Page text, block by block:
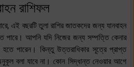
রাশিফল
এই বছরটি তুলা রাশির জাতকদের জন্য যানবাহন
পারে। আপনি যদি নিজের জন্য সম্পত্তি কেনার
পারেন। কিন্তু উত্তরাধিকার সূত্রে প্রাপ্ত
বলা যাবে না। কোন সিদ্ধান্ত নেওয়ার আগে